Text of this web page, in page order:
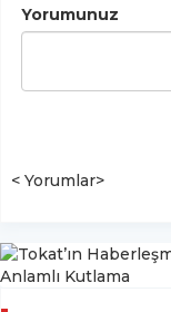
Yorumunuz
< Yorumlar>